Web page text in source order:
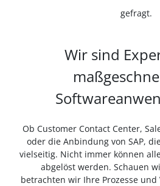
gefragt.
Wir sind
Ob Customer Contact Center,
oder die Anbindung von SAP,
vielseitig. Nicht immer können
abgelöst werden. Schauen
betrachten wir Ihre Prozesse